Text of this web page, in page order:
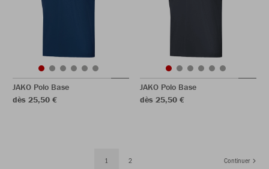
JAKO Polo Base
dès 25,50 €
JAKO Polo Base
dès 25,50 €
1 2 Continuer